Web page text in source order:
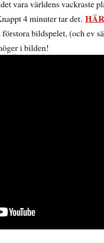
vara världens vackraste
4 minuter tar det.HÄR
bildspelet, (och ev
i bilden!